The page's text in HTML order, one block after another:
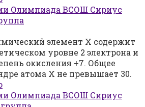
Олимпиада ВСОШ Сириус
элемент X содержит
уровне 2 электрона и
окисления +7. Общее
атома Х не превышает 30.
Олимпиада ВСОШ Сириус